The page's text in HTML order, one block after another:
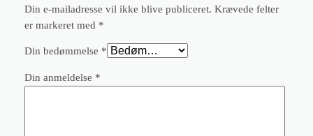
Din e-mailadresse vil ikke blive publiceret. Krævede felter
er markeret med *
Din bedømmelse *
Din anmeldelse *